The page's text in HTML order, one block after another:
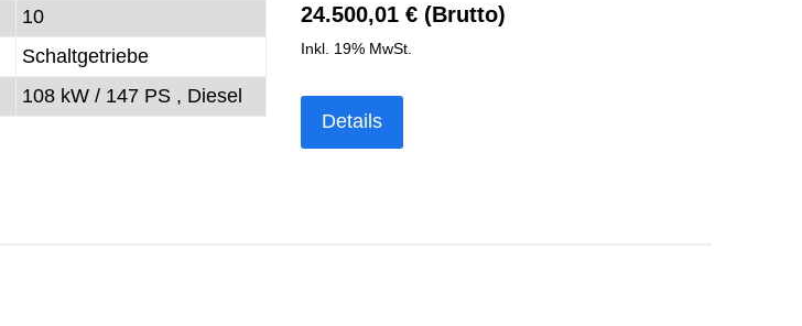
10
Schaltgetriebe
108 kW / 147 PS , Diesel
24.500,01 € (Brutto)
Inkl. 19% MwSt.
Details